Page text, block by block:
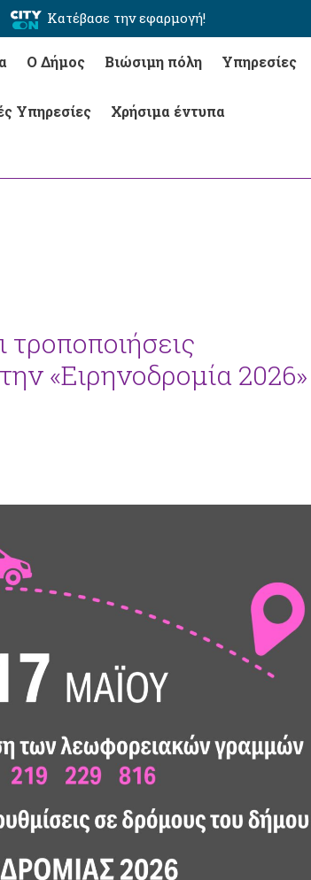
Κατέβασε την εφαρμογή!
Ο Δήμος Βιώσιμη πόλη Υπηρεσίες
Υπηρεσίες Χρήσιμα έντυπα
«Ειρηνοδρομία 2026»